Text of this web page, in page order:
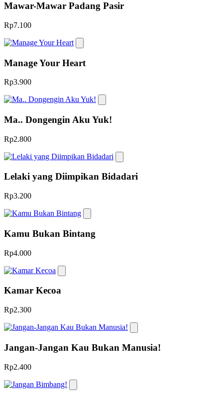
Mawar-Mawar Padang Pasir
Rp7.100
Manage Your Heart
Rp3.900
Ma.. Dongengin Aku Yuk!
Rp2.800
Lelaki yang Diimpikan Bidadari
Rp3.200
Kamu Bukan Bintang
Rp4.000
Kamar Kecoa
Rp2.300
Jangan-Jangan Kau Bukan Manusia!
Rp2.400